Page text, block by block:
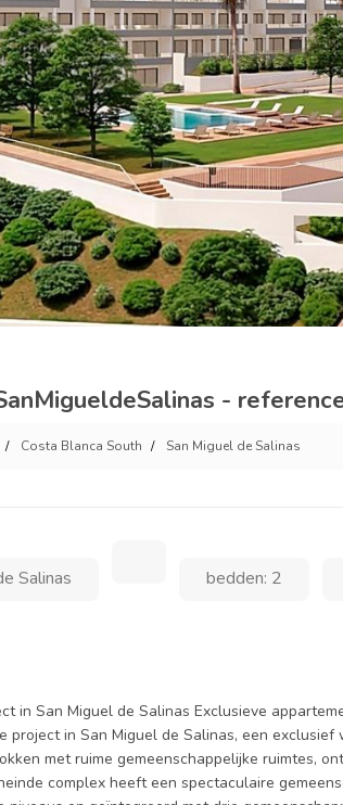
-
Costa Blanca South San Miguel de Salinas
Salinas bedden: 2
in San Miguel de Salinas Exclusieve
project in San Miguel de Salinas, een
met ruime gemeenschappelijke ruimtes,
complex heeft een spectaculaire